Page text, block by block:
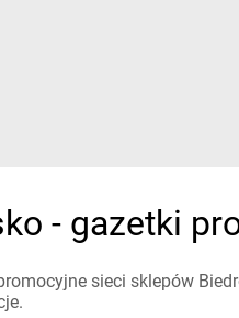
- gazetki
sieci sklepów